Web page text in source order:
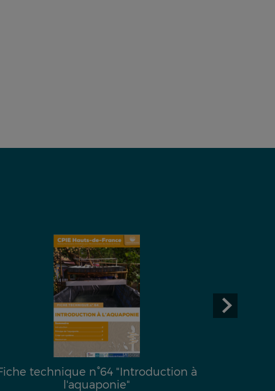
Fiche technique n°61 " Réduire
l’empreinte environnementale de son